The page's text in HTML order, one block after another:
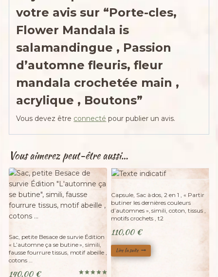
votre avis sur “Porte-cles,
Flower Mandala is
salamandingue , Passion
d’automne fleuris, fleur
mandala crochetée main ,
acrylique , Boutons”
Vous devez être connecté pour publier un avis.
Vous aimerez peut-être aussi…
Adopté
Sac, petite Besace de survie Édition
« L’automne ça se butine », simili,
fausse fourrure tissus, motif abeille ,
cotons …
140,00 €
Adopté
Capsule, Sac à dos, 2 en 1 , « Partir
butiner les dernières couleurs
d’automnes », simili, coton, tissus ,
motifs crochets , t2
110,00 €
Lire la suite